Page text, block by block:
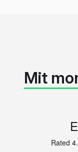
Mit